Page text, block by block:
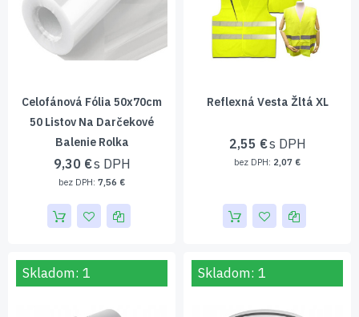
Celofánová Fólia 50x70cm
50 Listov Na Darčekové
Balenie Rolka
9,30 €
7,56 €
Reflexná Vesta Žltá XL
2,55 €
2,07 €
Skladom: 1 Skladom: 1